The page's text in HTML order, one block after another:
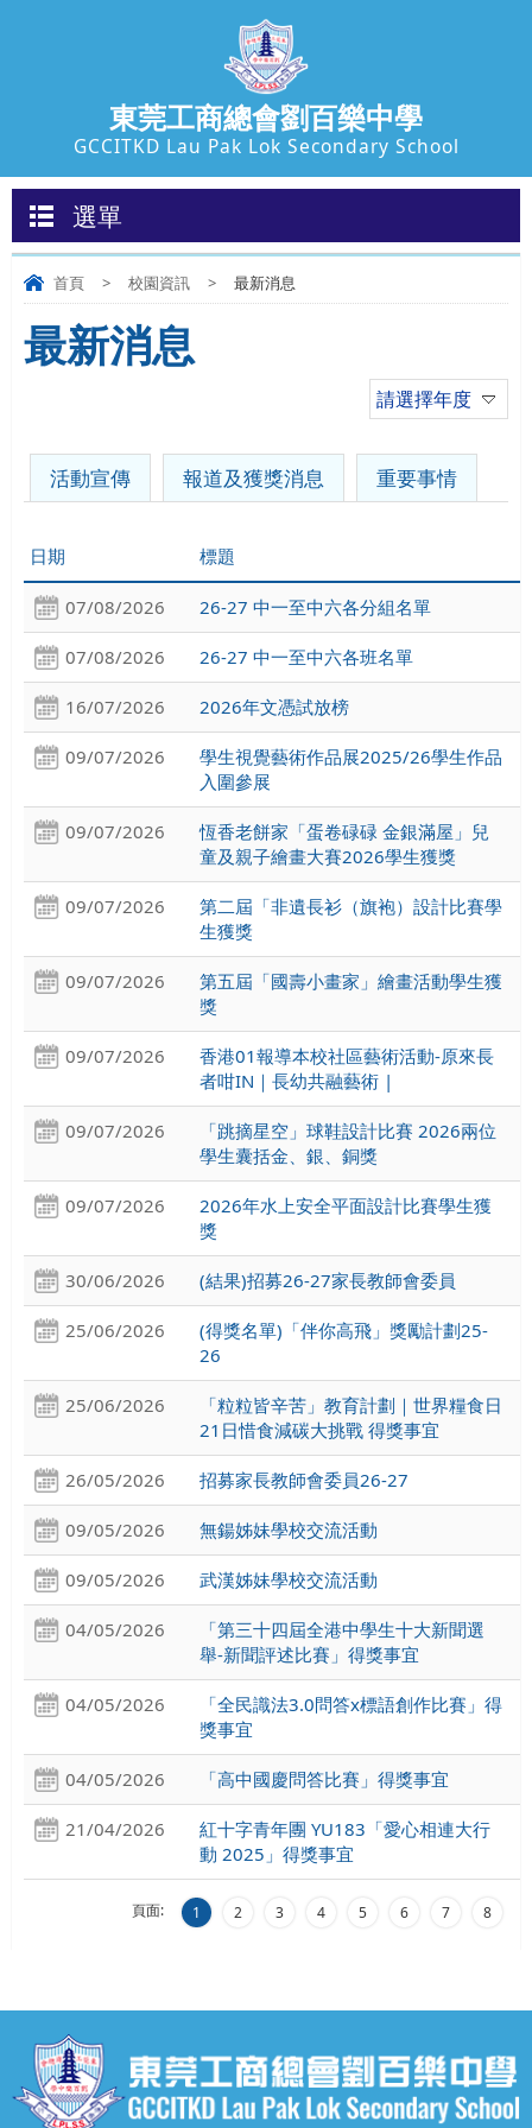
東莞工商總會劉百樂中學
GCCITKD Lau Pak Lok Secondary School
選單
首頁 > 校園資訊 > 最新消息
最新消息
請選擇年度
活動宣傳 報道及獲獎消息 重要事情
日期 標題
07/08/2026 26-27 中一至中六各分組名單
07/08/2026 26-27 中一至中六各班名單
16/07/2026 2026年文憑試放榜
09/07/2026
學生視覺藝術作品展2025/26學生作品
入圍參展
09/07/2026
恆香老餅家「蛋卷碌碌 金銀滿屋」兒
童及親子繪畫大賽2026學生獲獎
09/07/2026
第二屆「非遺長衫（旗袍）設計比賽學
生獲獎
09/07/2026
第五屆「國壽小畫家」繪畫活動學生獲
獎
09/07/2026
香港01報導本校社區藝術活動-原來長
者咁IN｜長幼共融藝術 |
09/07/2026
「跳摘星空」球鞋設計比賽 2026兩位
學生囊括金、銀、銅獎
09/07/2026
2026年水上安全平面設計比賽學生獲
獎
30/06/2026 (結果)招募26-27家長教師會委員
25/06/2026
(得獎名單)「伴你高飛」獎勵計劃25-
26
25/06/2026
「粒粒皆辛苦」教育計劃｜世界糧食日
21日惜食減碳大挑戰 得獎事宜
26/05/2026 招募家長教師會委員26-27
09/05/2026 無鍚姊妹學校交流活動
09/05/2026 武漢姊妹學校交流活動
04/05/2026
「第三十四屆全港中學生十大新聞選
舉-新聞評述比賽」得獎事宜
04/05/2026
「全民識法3.0問答x標語創作比賽」得
獎事宜
04/05/2026 「高中國慶問答比賽」得獎事宜
21/04/2026
紅十字青年團 YU183「愛心相連大行
動 2025」得獎事宜
頁面: 1 2 3 4 5 6 7 8